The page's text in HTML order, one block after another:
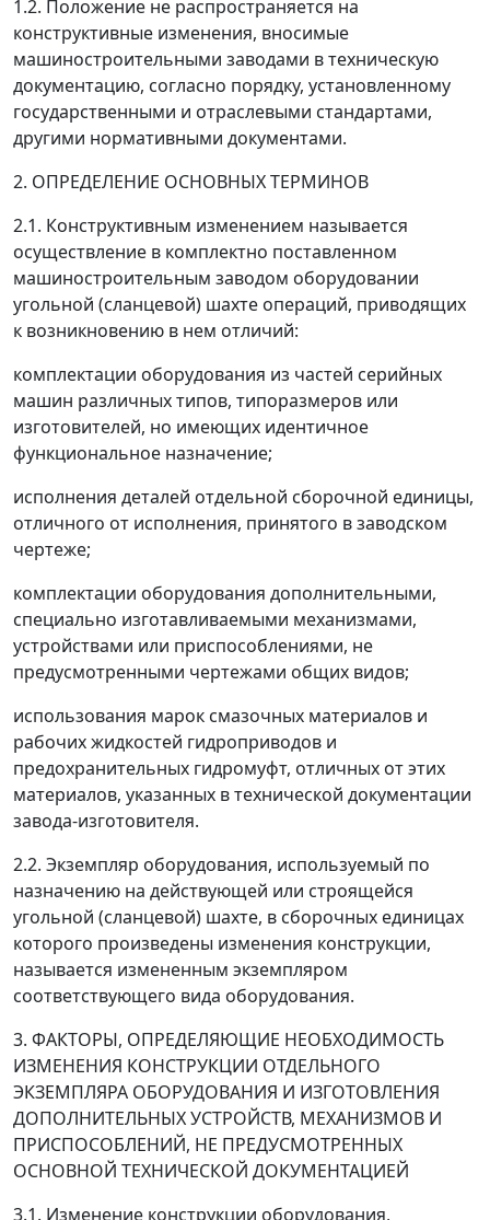
1.2. Положение не распространяется на
конструктивные изменения, вносимые
машиностроительными заводами в техническую
документацию, согласно порядку, установленному
государственными и отраслевыми стандартами,
другими нормативными документами.
2. ОПРЕДЕЛЕНИЕ ОСНОВНЫХ ТЕРМИНОВ
2.1. Конструктивным изменением называется
осуществление в комплектно поставленном
машиностроительным заводом оборудовании
угольной (сланцевой) шахте операций, приводящих
к возникновению в нем отличий:
комплектации оборудования из частей серийных
машин различных типов, типоразмеров или
изготовителей, но имеющих идентичное
функциональное назначение;
исполнения деталей отдельной сборочной единицы,
отличного от исполнения, принятого в заводском
чертеже;
комплектации оборудования дополнительными,
специально изготавливаемыми механизмами,
устройствами или приспособлениями, не
предусмотренными чертежами общих видов;
использования марок смазочных материалов и
рабочих жидкостей гидроприводов и
предохранительных гидромуфт, отличных от этих
материалов, указанных в технической документации
завода-изготовителя.
2.2. Экземпляр оборудования, используемый по
назначению на действующей или строящейся
угольной (сланцевой) шахте, в сборочных единицах
которого произведены изменения конструкции,
называется измененным экземпляром
соответствующего вида оборудования.
3. ФАКТОРЫ, ОПРЕДЕЛЯЮЩИЕ НЕОБХОДИМОСТЬ
ИЗМЕНЕНИЯ КОНСТРУКЦИИ ОТДЕЛЬНОГО
ЭКЗЕМПЛЯРА ОБОРУДОВАНИЯ И ИЗГОТОВЛЕНИЯ
ДОПОЛНИТЕЛЬНЫХ УСТРОЙСТВ, МЕХАНИЗМОВ И
ПРИСПОСОБЛЕНИЙ, НЕ ПРЕДУСМОТРЕННЫХ
ОСНОВНОЙ ТЕХНИЧЕСКОЙ ДОКУМЕНТАЦИЕЙ
3.1. Изменение конструкции оборудования,